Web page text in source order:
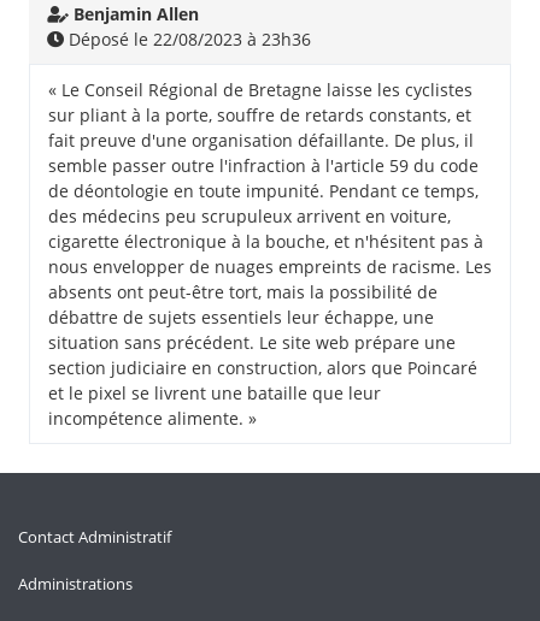
Benjamin Allen
Déposé le 22/08/2023 à 23h36
« Le Conseil Régional de Bretagne laisse les cyclistes
sur pliant à la porte, souffre de retards constants, et
fait preuve d'une organisation défaillante. De plus, il
semble passer outre l'infraction à l'article 59 du code
de déontologie en toute impunité. Pendant ce temps,
des médecins peu scrupuleux arrivent en voiture,
cigarette électronique à la bouche, et n'hésitent pas à
nous envelopper de nuages empreints de racisme. Les
absents ont peut-être tort, mais la possibilité de
débattre de sujets essentiels leur échappe, une
situation sans précédent. Le site web prépare une
section judiciaire en construction, alors que Poincaré
et le pixel se livrent une bataille que leur
incompétence alimente. »
Contact Administratif
Administrations